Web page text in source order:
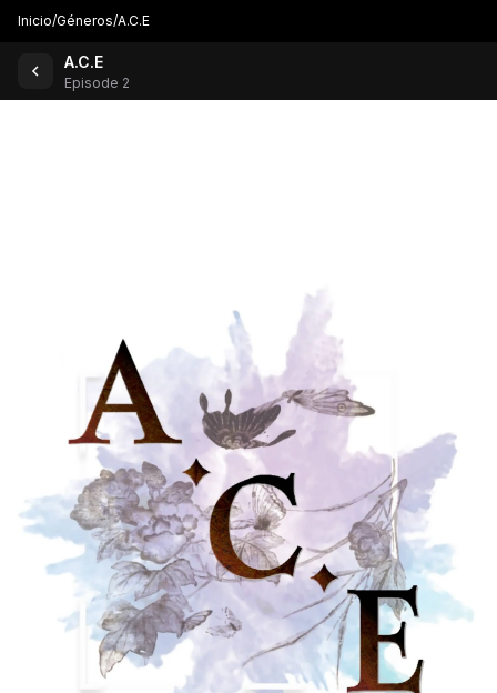
Inicio/Géneros/A.C.E
A.C.E
Episode 2
Volver a los cómics